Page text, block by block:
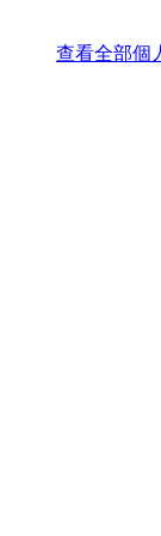
查看全部個